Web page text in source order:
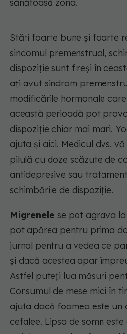
sănătoasă zona.
Stări foarte bune și foarte
sindomul premenstrual,
dispoziție sunt fireși în
ați avut sindrom
modificările hormonale
această perioadă pot
dispoziție chiar mai mari.
ajuta și aici. Medicul dvs.
pilulă cu doze scăzute de
antidepresive sau
schimbările de dispoziție.
Migrenele se pot agrava
pot apărea pentru prima
jurnal pentru a vedea ce
și dacă acestea apar
Astfel puteți lua măsuri
Consumul de mese mici în
ajuta dacă foamea este un
cefalee. Lipsa de somn